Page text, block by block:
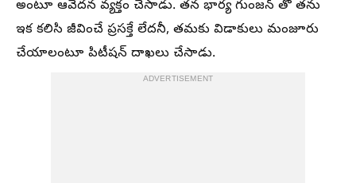
అంటూ ఆవేదన వ్యక్తం చేసాడు. తన భార్య గుంజన్ తో తను
ఇక కలిసి జీవించే ప్రసక్తే లేదనీ, తమకు విడాకులు మంజూరు
చేయాలంటూ పిటీషన్ దాఖలు చేసాడు.
ADVERTISEMENT